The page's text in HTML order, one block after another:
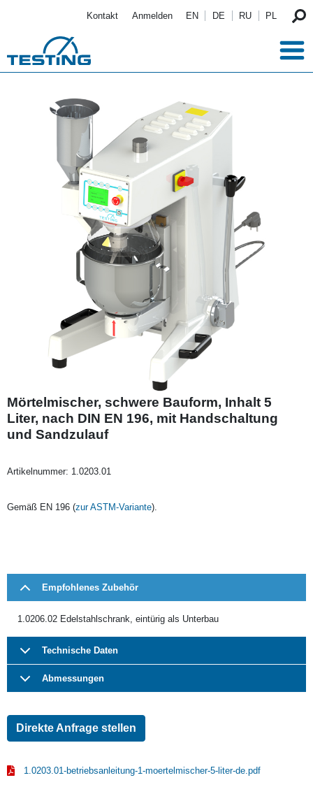
Kontakt Anmelden EN DE RU PL
Mörtelmischer, schwere Bauform, Inhalt 5
Liter, nach DIN EN 196, mit Handschaltung
und Sandzulauf
Artikelnummer: 1.0203.01
Gemäß EN 196 (zur ASTM-Variante).
Empfohlenes Zubehör
1.0206.02 Edelstahlschrank, eintürig als Unterbau
Technische Daten
Abmessungen
Direkte Anfrage stellen
1.0203.01-betriebsanleitung-1-moertelmischer-5-liter-de.pdf